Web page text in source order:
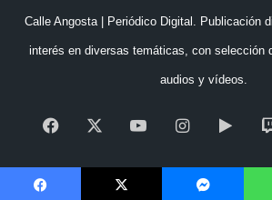
Calle Angosta | Periódico Digital. Publicación
interés en diversas temáticas, con selección
audios y vídeos.
Facebook YouTubeInstagram
Play